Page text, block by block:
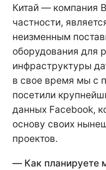
Китай — компания
частности,
неизменным
оборудования для
инфраструктуры
в свое время мы с
посетили
данных Facebook,
основу своих
проектов.
— Как планируете